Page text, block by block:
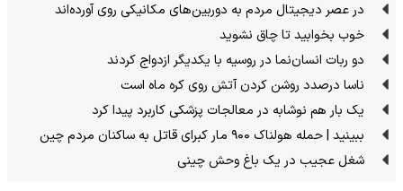
در عصر دیجیتال مردم به دوربین‌های مکانیکی روی آورده‌اند
خوب بخوابید تا چاق نشوید
دو ربات انسان‌نما در روسیه با یکدیگر ازدواج کردند
ناسا درصدد روشن کردن آتش روی کره ماه است
یک بار هم نوشابه در معالجات پزشکی کاربرد پیدا کرد
ببینید | حمله هولناک ۹۰۰ مار کبرای قاتل به ساکنان مردم چین
شغل عجیب در یک باغ وحش چینی